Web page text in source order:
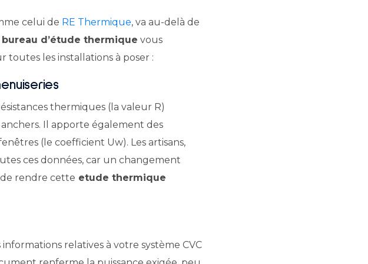
celui de RE Thermique, va au-delà de
bureau d’étude thermique vous
les installations à poser :
thermiques (la valeur R)
Il apporte également des
(le coefficient Uw). Les artisans,
ces données, car un changement
rendre cette etude thermique
relatives à votre système CVC